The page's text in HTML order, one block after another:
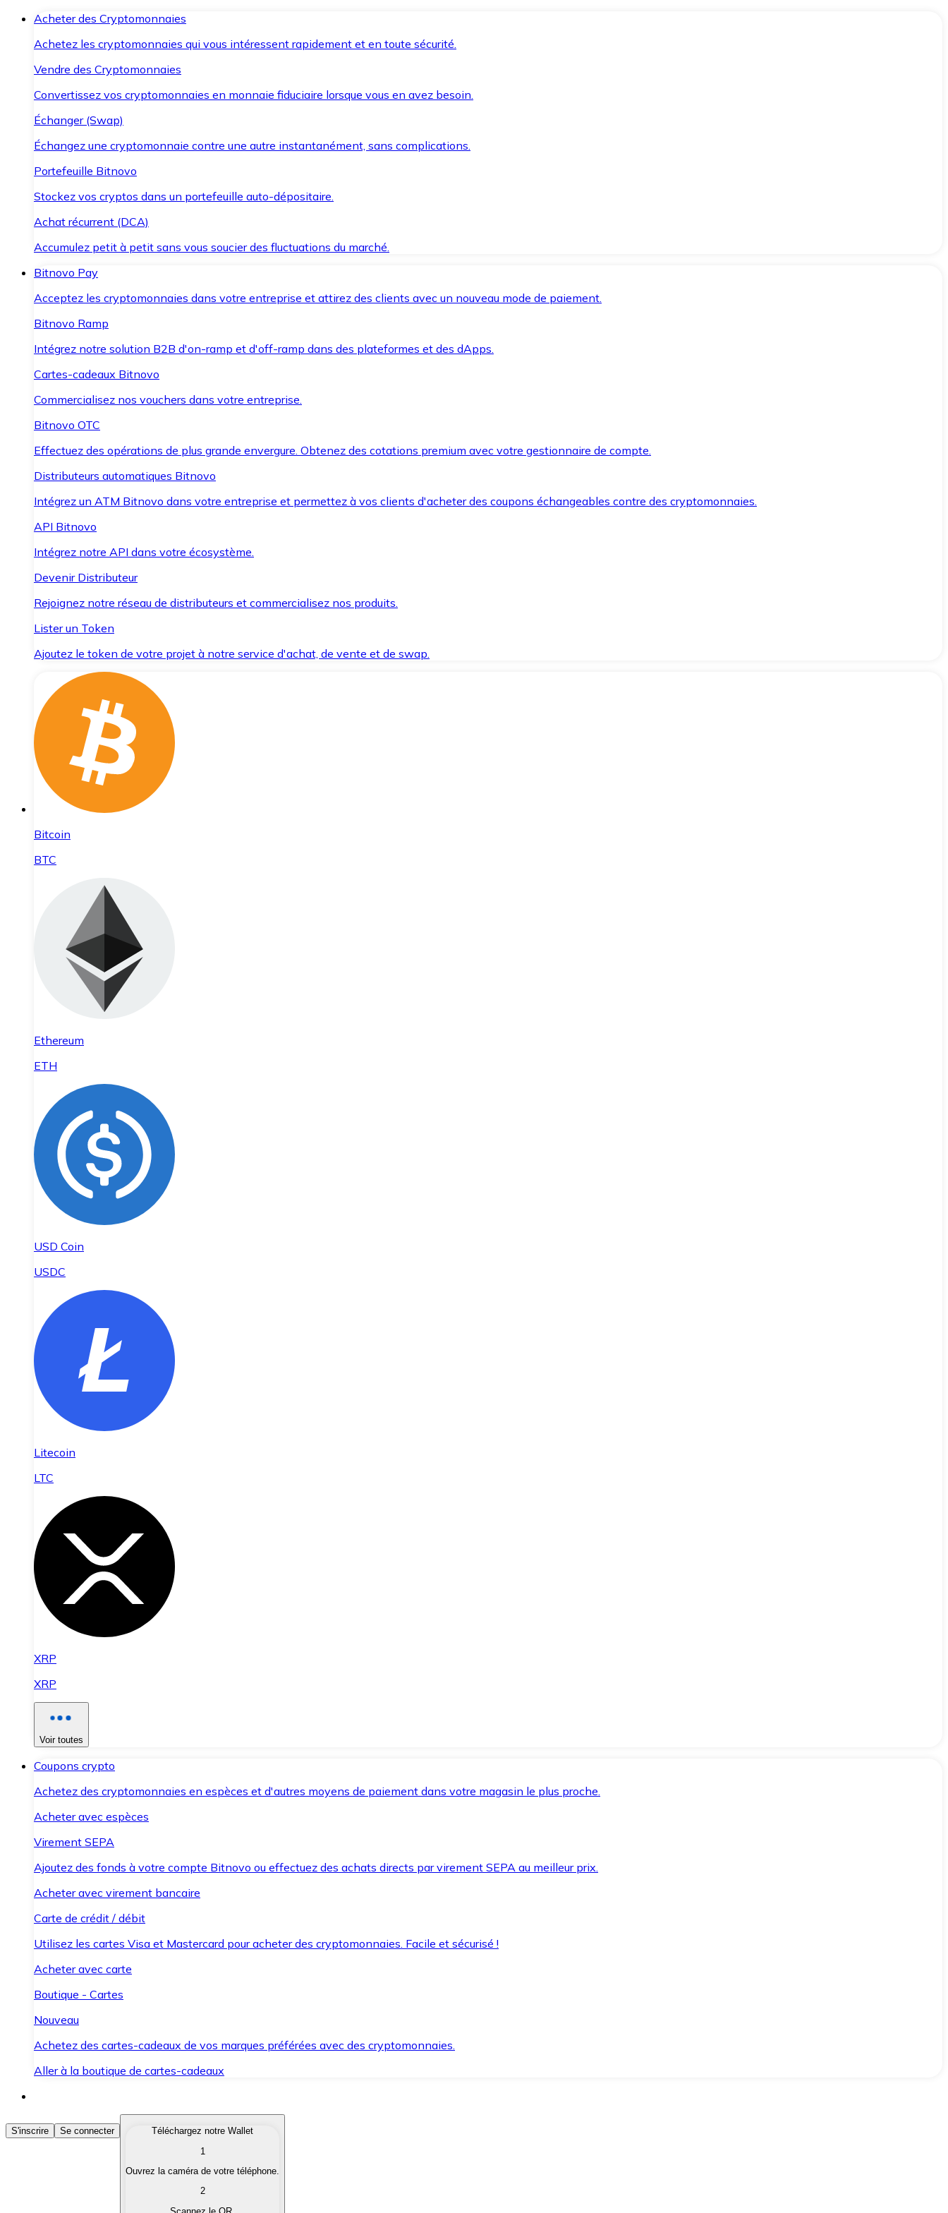
Acheter des Cryptomonnaies
Achetez les cryptomonnaies qui vous intéressent rapidement et en toute sécurité.
Vendre des Cryptomonnaies
Convertissez vos cryptomonnaies en monnaie fiduciaire lorsque vous en avez besoin.
Échanger (Swap)
Échangez une cryptomonnaie contre une autre instantanément, sans complications.
Portefeuille Bitnovo
Stockez vos cryptos dans un portefeuille auto-dépositaire.
Achat récurrent (DCA)
Accumulez petit à petit sans vous soucier des fluctuations du marché.
Bitnovo Pay
Acceptez les cryptomonnaies dans votre entreprise et attirez des clients avec un nouveau mode de paiement.
Bitnovo Ramp
Intégrez notre solution B2B d'on-ramp et d'off-ramp dans des plateformes et des dApps.
Cartes-cadeaux Bitnovo
Commercialisez nos vouchers dans votre entreprise.
Bitnovo OTC
Effectuez des opérations de plus grande envergure. Obtenez des cotations premium avec votre gestionnaire de compte.
Distributeurs automatiques Bitnovo
Intégrez un ATM Bitnovo dans votre entreprise et permettez à vos clients d'acheter des coupons échangeables contre des cryptomonnaies.
API Bitnovo
Intégrez notre API dans votre écosystème.
Devenir Distributeur
Rejoignez notre réseau de distributeurs et commercialisez nos produits.
Lister un Token
Ajoutez le token de votre projet à notre service d'achat, de vente et de swap.
Bitcoin
BTC
Ethereum
ETH
USD Coin
USDC
Litecoin
LTC
XRP
XRP
Voir toutes
Coupons crypto
Achetez des cryptomonnaies en espèces et d'autres moyens de paiement dans votre magasin le plus proche.
Acheter avec espèces
Virement SEPA
Ajoutez des fonds à votre compte Bitnovo ou effectuez des achats directs par virement SEPA au meilleur prix.
Acheter avec virement bancaire
Carte de crédit / débit
Utilisez les cartes Visa et Mastercard pour acheter des cryptomonnaies. Facile et sécurisé !
Acheter avec carte
Boutique - Cartes
Nouveau
Achetez des cartes-cadeaux de vos marques préférées avec des cryptomonnaies.
Aller à la boutique de cartes-cadeaux
Acheter des Cryptomonnaies
Achetez les cryptomonnaies qui vous intéressent rapidement et en toute sécurité.
Convertissez vos cryptomonnaies en monnaie fiduciaire lorsque vous en avez besoin.
S'inscrire Se connecter
Téléchargez notre Wallet
1
Ouvrez la caméra de votre téléphone.
2